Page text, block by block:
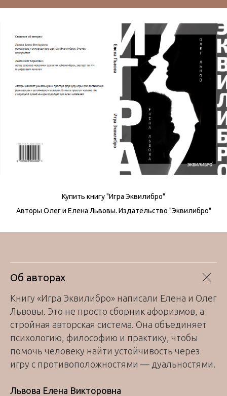
Купить книгу "Игра Эквилибро"
Авторы Олег и Елена Львовы. Издательство "Эквилибро"
Об авторах
Книгу «Игра Эквилибро» написали Елена и Олег
Львовы. Это не просто сборник афоризмов, а
стройная авторская система. Она объединяет
психологию, философию и практику, чтобы
помочь человеку найти устойчивость через
игру с противоположностями — дуальностями.
Львова Елена Викторовна